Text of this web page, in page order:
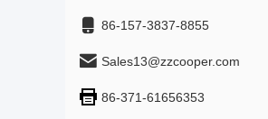
86-157-3837-8855
Sales13@zzcooper.com
86-371-61656353